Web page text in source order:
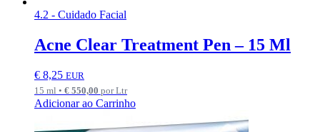
4.2 - Cuidado Facial
Acne Clear Treatment Pen – 15 Ml
€ 8,25 EUR
15 ml • € 550,00 por Ltr
Adicionar ao Carrinho